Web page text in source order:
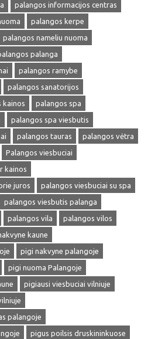
palangos informacijos centras
palangos kerpe
palangos nameliu nuoma
palanga
palangos ramybe
palangos sanatorijos
kainos
palangos spa
palangos spa viesbutis
palangos tauras
palangos vėtra
Palangos viesbuciai
kainos
juros
palangos viesbuciai su spa
palangos viesbutis palanga
palangos vila
palangos vilos
kaune
pigi nakvyne palangoje
pigi nuoma Palangoje
pigiausi viesbuciai vilniuje
palangoje
pigus poilsis druskininkuose